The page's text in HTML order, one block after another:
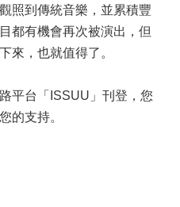
照到傳統音樂，並累積豐
都有機會再次被演出，但
來，也就值得了。
平台「ISSUU」刊登，您
的支持。